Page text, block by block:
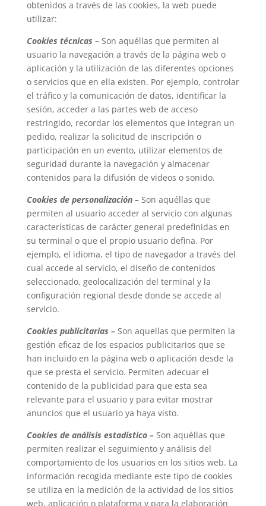
obtenidos a través de las cookies, la web puede
utilizar:
Cookies técnicas – Son aquéllas que permiten al
usuario la navegación a través de la página web o
aplicación y la utilización de las diferentes opciones
o servicios que en ella existen. Por ejemplo, controlar
el tráfico y la comunicación de datos, identificar la
sesión, acceder a las partes web de acceso
restringido, recordar los elementos que integran un
pedido, realizar la solicitud de inscripción o
participación en un evento, utilizar elementos de
seguridad durante la navegación y almacenar
contenidos para la difusión de videos o sonido.
Cookies de personalización – Son aquéllas que
permiten al usuario acceder al servicio con algunas
características de carácter general predefinidas en
su terminal o que el propio usuario defina. Por
ejemplo, el idioma, el tipo de navegador a través del
cual accede al servicio, el diseño de contenidos
seleccionado, geolocalización del terminal y la
configuración regional desde donde se accede al
servicio.
Cookies publicitarias – Son aquellas que permiten la
gestión eficaz de los espacios publicitarios que se
han incluido en la página web o aplicación desde la
que se presta el servicio. Permiten adecuar el
contenido de la publicidad para que esta sea
relevante para el usuario y para evitar mostrar
anuncios que el usuario ya haya visto.
Cookies de análisis estadístico – Son aquéllas que
permiten realizar el seguimiento y análisis del
comportamiento de los usuarios en los sitios web. La
información recogida mediante este tipo de cookies
se utiliza en la medición de la actividad de los sitios
web, aplicación o plataforma y para la elaboración